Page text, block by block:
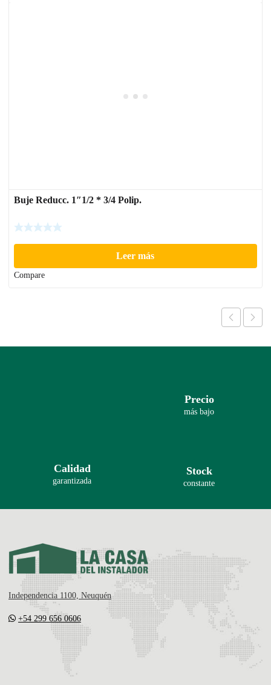
Buje Reducc. 1″1/2 * 3/4 Polip.
Leer más
Compare
Precio
más bajo
Calidad
garantizada
Stock
constante
Independencia 1100, Neuquén
+54 299 656 0606